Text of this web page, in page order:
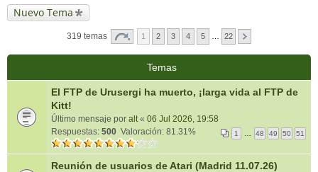
Nuevo Tema
319 temas 1 2 3 4 5 22
Temas
El FTP de Urusergi ha muerto, ¡larga vida al FTP de
Kitt!
Último mensaje por alt« 06 Jul 2026, 19:58
Respuestas: 500 1 48 49 50 51
Valoración: 81.31%
Reunión de usuarios de Atari (Madrid 11.07.26)